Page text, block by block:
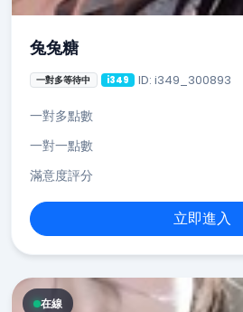
兔兔糖
一對多等待中 i349 ID: i349_300893
一對多點數
一對一點數
滿意度評分
立即進入
在線